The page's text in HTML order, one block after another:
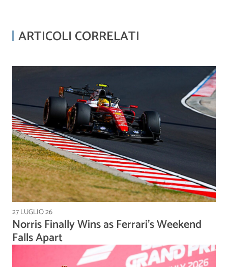
ARTICOLI CORRELATI
27 LUGLIO 26
Norris Finally Wins as Ferrari's Weekend
Falls Apart